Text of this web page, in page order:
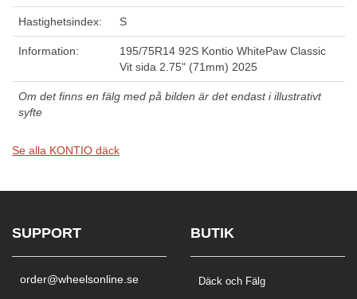
Hastighetsindex: S
Information:
195/75R14 92S Kontio WhitePaw Classic
Vit sida 2.75" (71mm) 2025
Om det finns en fälg med på bilden är det endast i illustrativt
syfte
Se alla KONTIO däck
SUPPORT
order@wheelsonline.se
BUTIK
Däck och Fälg